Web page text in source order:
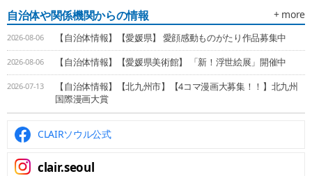
自治体や関係機関からの情報
2026-08-06 【自治体情報】【愛媛県】 愛顔感動ものがたり作品募集中
2026-08-06 【自治体情報】【愛媛県美術館】 「新！浮世絵展」開催中
2026-07-13
【自治体情報】【北九州市】【4コマ漫画大募集！！】北九州
国際漫画大賞
+ more
CLAIRソウル公式
clair.seoul